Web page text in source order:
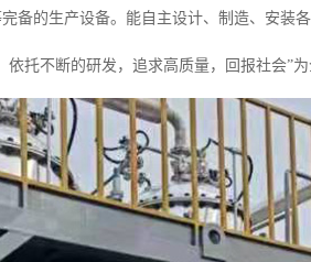
备的生产设备。能自主设计、制造、安装
依托不断的研发，追求高质量，回报社会”